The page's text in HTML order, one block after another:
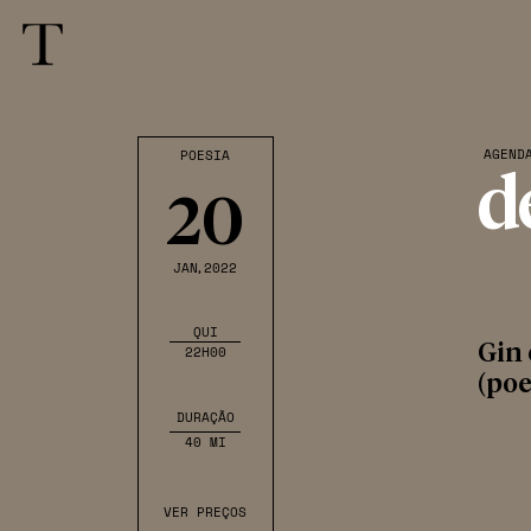
POESIA
20
JAN,2022
QUI
22H00
DURAÇÃO
40 MI
VER PREÇOS
Gin